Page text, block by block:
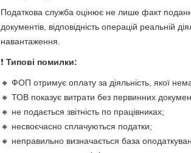
Податкова служба оцінює не лише факт
документів, відповідність операцій реальній
навантаження.
❗ Типові помилки:
🔸 ФОП отримує оплату за діяльність, якої
🔸 ТОВ показує витрати без первинних
🔸 не подається звітність по працівниках;
🔸 несвоєчасно сплачуються податки;
🔸 неправильно визначається база